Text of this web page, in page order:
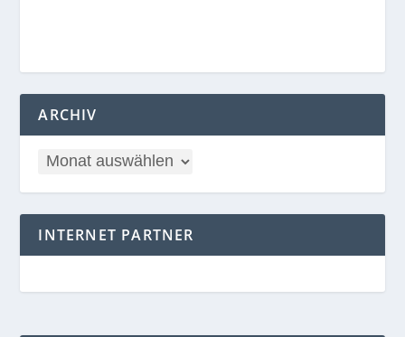
ARCHIV
INTERNET PARTNER